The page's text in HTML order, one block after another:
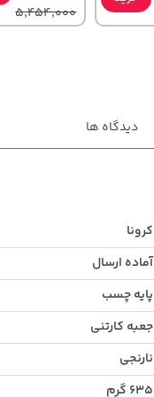
5,454,000
خرید
289,900
دیدگاه ها
کرونا
آماده ارسال
پایه چسب
جعبه کارتنی
نارنجی
635 گرم